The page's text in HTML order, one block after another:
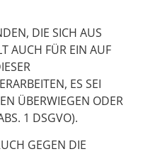
DIE SICH AUS
AUCH FÜR EIN AUF
ES SEI
ÜBERWIEGEN ODER
1 DSGVO).
GEGEN DIE